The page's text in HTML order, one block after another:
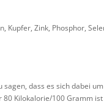
Kupfer, Zink, Phosphor,
sagen, dass es sich dabei
Kilokalorie/100 Gramm